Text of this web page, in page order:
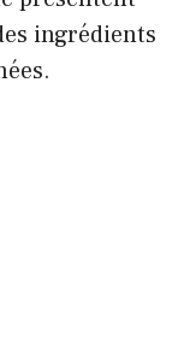
ingrédients